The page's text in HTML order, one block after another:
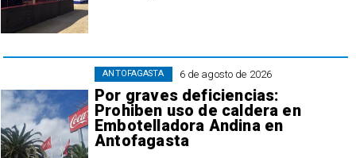
6 de agosto de 2026
Por graves deficiencias:
Prohiben uso de caldera en
Embotelladora Andina en
Antofagasta
ANTOFAGASTA